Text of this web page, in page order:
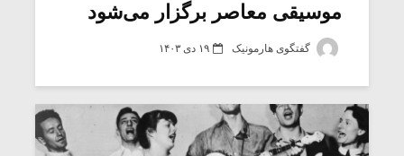
موسیقی معاصر برگزار می‌شود
گفتگوی هارمونیک ۱۹ دی ۱۴۰۳